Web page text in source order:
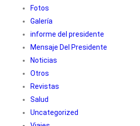
Fotos
Galería
informe del presidente
Mensaje Del Presidente
Noticias
Otros
Revistas
Salud
Uncategorized